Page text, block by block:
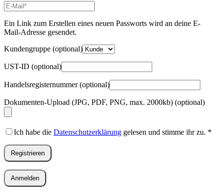
E-
Mail-
Adresse*
Erforderlich
Ein Link zum Erstellen eines neuen Passworts wird an deine E-
Mail-Adresse gesendet.
Kundengruppe (optional)
UST-ID (optional)
Handelsregisternummer(optional)
Dokumenten-Upload (JPG, PDF, PNG, max. 2000kb) (optional)
Ich habe die Datenschutzerklärung gelesen und stimme ihr zu. *
Registrieren
Anmelden